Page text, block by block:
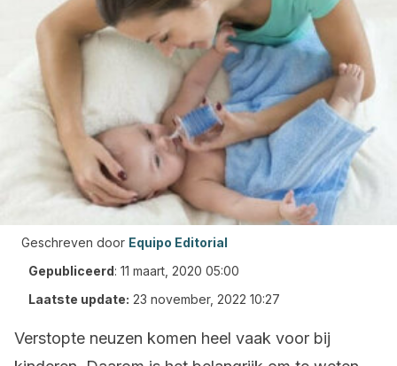
Geschreven door Equipo Editorial
Gepubliceerd: 11 maart, 2020 05:00
Laatste update: 23 november, 2022 10:27
Verstopte neuzen komen heel vaak voor bij